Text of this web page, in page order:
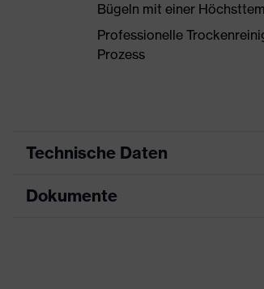
Bügeln mit einer
Professionelle
Prozess
Technische Daten
Produktart
Dokumente